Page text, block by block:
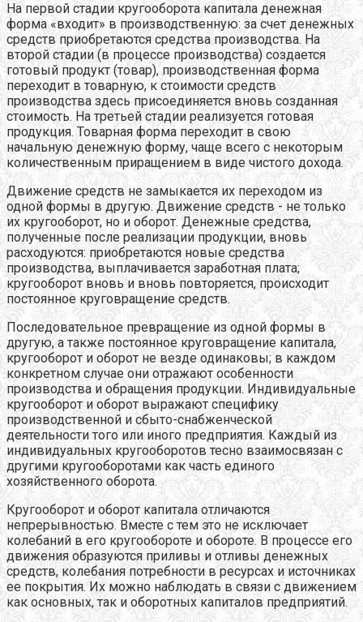
На первой стадии кругооборота капитала денежная
форма «входит» в производственную: за счет денежных
средств приобретаются средства производства. На
второй стадии (в процессе производства) создается
готовый продукт (товар), производственная форма
переходит в товарную, к стоимости средств
производства здесь присоединяется вновь созданная
стоимость. На третьей стадии реализуется готовая
продукция. Товарная форма переходит в свою
начальную денежную форму, чаще всего с некоторым
количественным приращением в виде чистого дохода.
Движение средств не замыкается их переходом из
одной формы в другую. Движение средств - не только
их кругооборот, но и оборот. Денежные средства,
полученные после реализации продукции, вновь
расходуются: приобретаются новые средства
производства, выплачивается заработная плата;
кругооборот вновь и вновь повторяется, происходит
постоянное круговращение средств.
Последовательное превращение из одной формы в
другую, а также постоянное круговращение капитала,
кругооборот и оборот не везде одинаковы; в каждом
конкретном случае они отражают особенности
производства и обращения продукции. Индивидуальные
кругооборот и оборот выражают специфику
производственной и сбыто-снабженческой
деятельности того или иного предприятия. Каждый из
индивидуальных кругооборотов тесно взаимосвязан с
другими кругооборотами как часть единого
хозяйственного оборота.
Кругооборот и оборот капитала отличаются
непрерывностью. Вместе с тем это не исключает
колебаний в его кругообороте и обороте. В процессе его
движения образуются приливы и отливы денежных
средств, колебания потребности в ресурсах и источниках
ее покрытия. Их можно наблюдать в связи с движением
как основных, так и оборотных капиталов предприятий.